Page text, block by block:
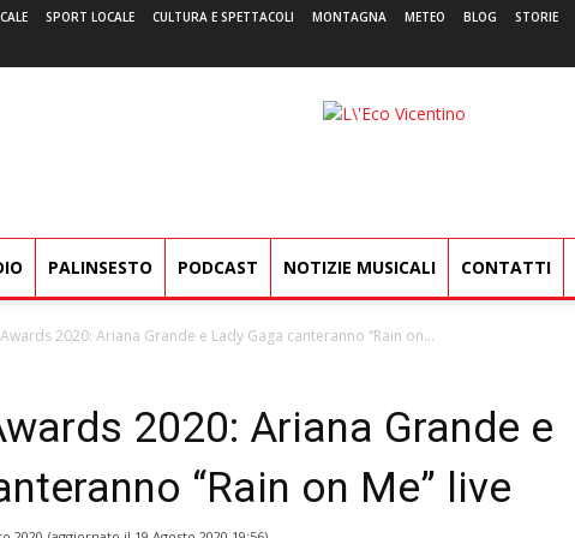
SPORT LOCALE CULTURA E SPETTACOLI MONTAGNA METEO BLOG STORIE
L'Eco
PALINSESTO PODCAST NOTIZIE MUSICALI CONTATTI
2020: Ariana Grande e Lady Gaga canteranno “Rain on...
2020: Ariana Grande e
“Rain on Me” live